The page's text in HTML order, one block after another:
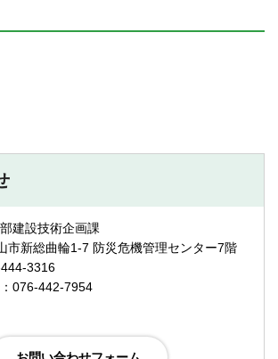
建設技術企画課
市新総曲輪1-7 防災危機管理センター7階
3316
076-442-7954